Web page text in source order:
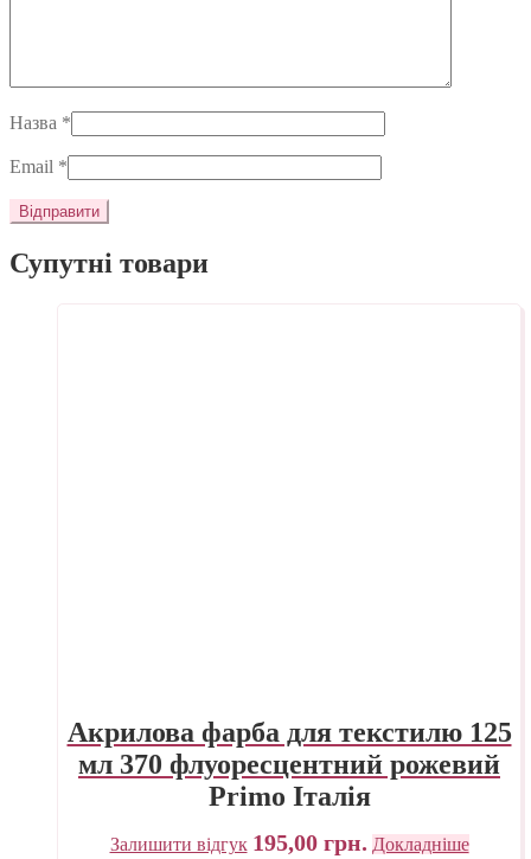
Назва *
Email *
Супутні товари
Акрилова фарба для текстилю 125
мл 370 флуоресцентний рожевий
Primo Італія
Залишити відгук 195,00 грн. Докладніше